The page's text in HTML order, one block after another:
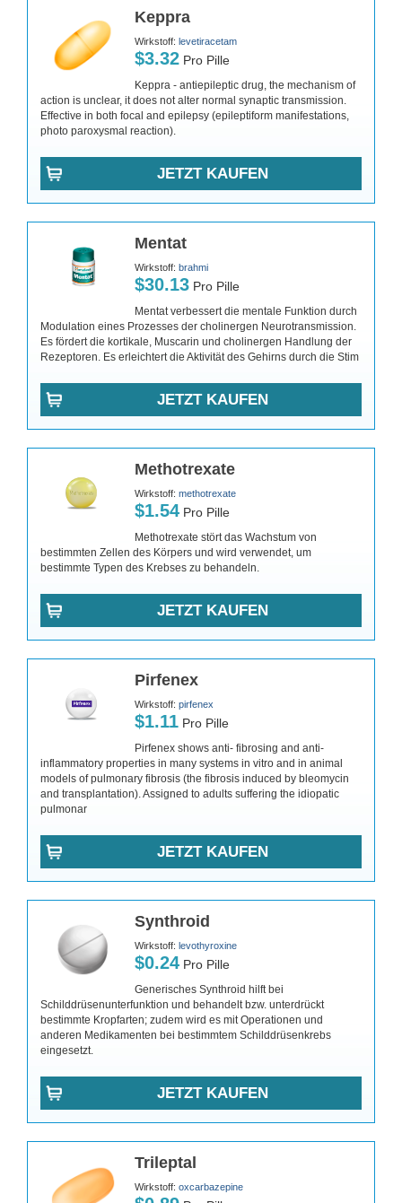
Keppra
Wirkstoff: levetiracetam
$3.32 Pro Pille
Keppra - antiepileptic drug, the mechanism of
action is unclear, it does not alter normal synaptic transmission.
Effective in both focal and epilepsy (epileptiform manifestations,
photo paroxysmal reaction).
JETZT KAUFEN
Mentat
Wirkstoff: brahmi
$30.13 Pro Pille
Mentat verbessert die mentale Funktion durch
Modulation eines Prozesses der cholinergen Neurotransmission.
Es fördert die kortikale, Muscarin und cholinergen Handlung der
Rezeptoren. Es erleichtert die Aktivität des Gehirns durch die Stim
JETZT KAUFEN
Methotrexate
Wirkstoff: methotrexate
$1.54 Pro Pille
Methotrexate stört das Wachstum von
bestimmten Zellen des Körpers und wird verwendet, um
bestimmte Typen des Krebses zu behandeln.
JETZT KAUFEN
Pirfenex
Wirkstoff: pirfenex
$1.11 Pro Pille
Pirfenex shows anti- fibrosing and anti-
inflammatory properties in many systems in vitro and in animal
models of pulmonary fibrosis (the fibrosis induced by bleomycin
and transplantation). Assigned to adults suffering the idiopatic
pulmonar
JETZT KAUFEN
Synthroid
Wirkstoff: levothyroxine
$0.24 Pro Pille
Generisches Synthroid hilft bei
Schilddrüsenunterfunktion und behandelt bzw. unterdrückt
bestimmte Kropfarten; zudem wird es mit Operationen und
anderen Medikamenten bei bestimmtem Schilddrüsenkrebs
eingesetzt.
JETZT KAUFEN
Trileptal
Wirkstoff: oxcarbazepine